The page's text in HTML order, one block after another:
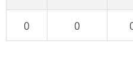
0 0